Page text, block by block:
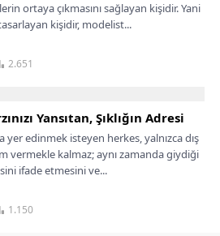
ortaya çıkmasını sağlayan kişidir. Yani
kişidir, modelist...
2.651
Yansıtan, Şıklığın Adresi
yer edinmek isteyen herkes, yalnızca dış
vermekle kalmaz; aynı zamanda giydiği
ifade etmesini ve...
1.150